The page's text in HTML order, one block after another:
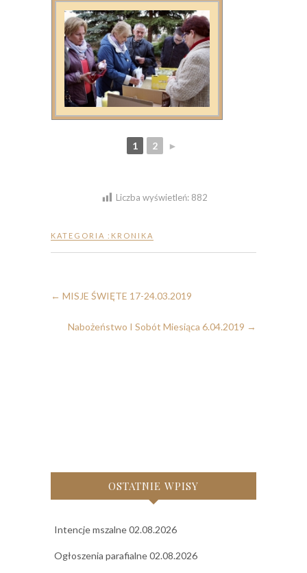
1 2 ►
Liczba wyświetleń: 882
KATEGORIA : KRONIKA
← MISJE ŚWIĘTE 17-24.03.2019
Nabożeństwo I Sobót Miesiąca 6.04.2019 →
OSTATNIE WPISY
Intencje mszalne 02.08.2026
Ogłoszenia parafialne 02.08.2026